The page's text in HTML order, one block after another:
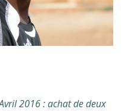
2016 : achat de deux